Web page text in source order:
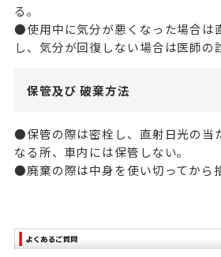
る。
●使用中に気分が悪くなった場合は
し、気分が回復しない場合は医師の
保管及び 破棄方法
●保管の際は密栓し、直射日光の当
なる所、車内には保管しない。
●廃棄の際は中身を使い切ってから